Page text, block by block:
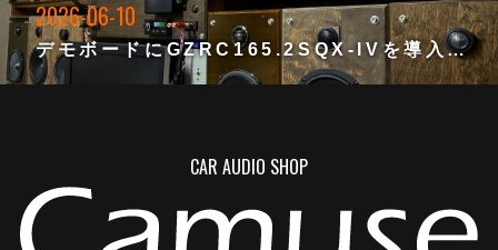
2026-06-10
デモボードにGZRC165.2SQX-IVを導入しました。
CAR AUDIO SHOP